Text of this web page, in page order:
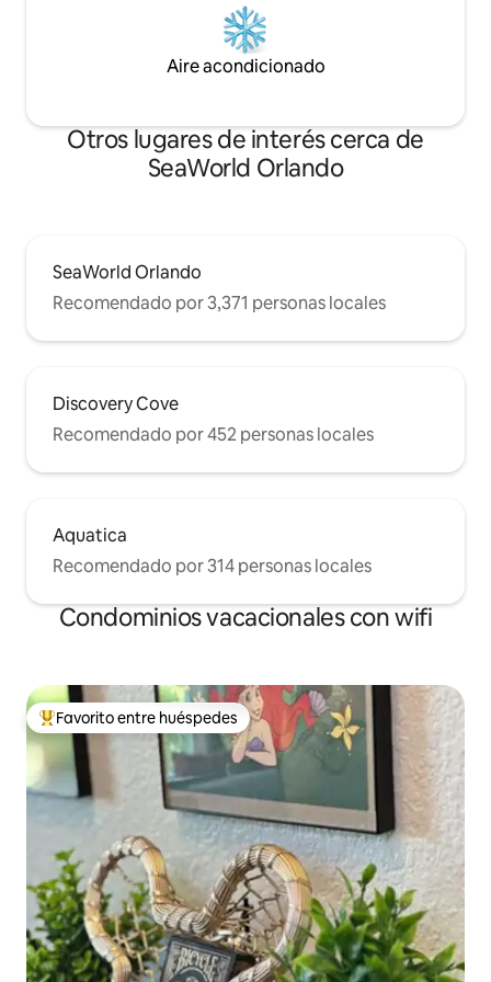
Aire acondicionado
Otros lugares de interés cerca de
SeaWorld Orlando
SeaWorld Orlando
Recomendado por 3,371 personas locales
Discovery Cove
Recomendado por 452 personas locales
Aquatica
Recomendado por 314 personas locales
Condominios vacacionales con wifi
Favorito entre huéspedes preferido
Favorito entre huéspedes